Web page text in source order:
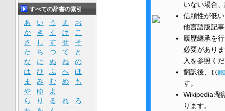
いない場合、
信頼性が低
他言語版記
履歴継承を行
必要があり
入を参照くだ
翻訳後、
{{翻
す。
Wikipedia:翻
ります。
すべての辞書の索引
あ い う え
お
か
き く け
こ
さ
し す せ
そ
た
ち つ て
と
な
に ぬ ね
の
は
ひ ふ へ
ほ
ま
み む め
も
や
ゆ
よ
ら
り る れ
ろ